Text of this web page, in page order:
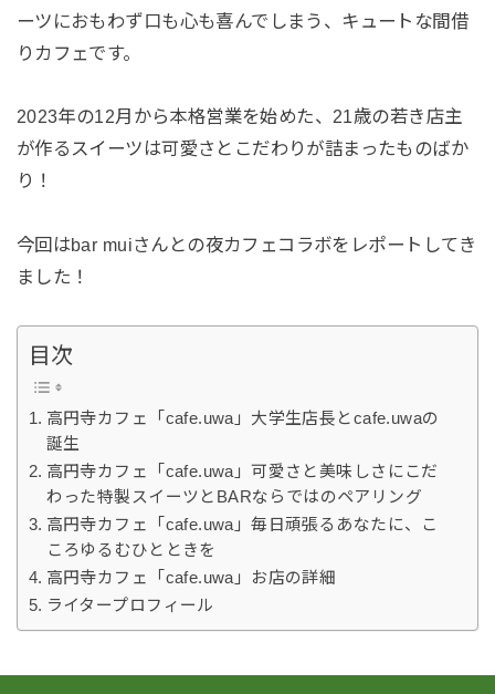
ーツにおもわず口も心も喜んでしまう、キュートな間借
りカフェです。
2023年の12月から本格営業を始めた、21歳の若き店主
が作るスイーツは可愛さとこだわりが詰まったものばか
り！
今回はbar muiさんとの夜カフェコラボをレポートしてき
ました！
目次
高円寺カフェ「cafe.uwa」大学生店長とcafe.uwaの
誕生
高円寺カフェ「cafe.uwa」可愛さと美味しさにこだ
わった特製スイーツとBARならではのペアリング
高円寺カフェ「cafe.uwa」毎日頑張るあなたに、こ
ころゆるむひとときを
高円寺カフェ「cafe.uwa」お店の詳細
ライタープロフィール